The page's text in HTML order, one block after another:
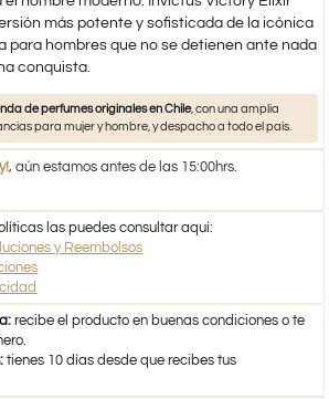
más potente y sofisticada de la icónica
para hombres que no se detienen ante nada
conquista.
de perfumes originales en Chile, con una amplia
para mujer y hombre, y despacho a todo el país.
, aún estamos antes de las 15:00hrs.
las puedes consultar aquí:
y Reembolsos
recibe el producto en buenas condiciones o te
tienes 10 días desde que recibes tus